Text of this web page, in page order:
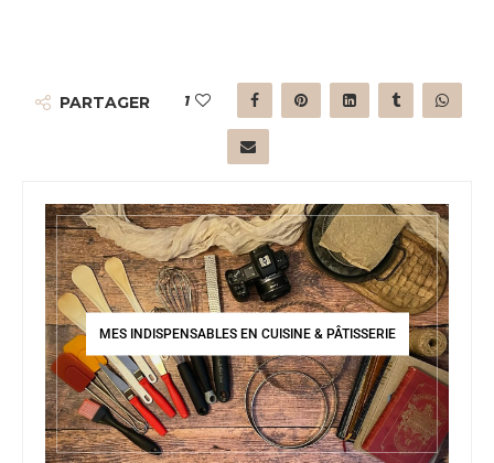
PARTAGER 1
MES INDISPENSABLES EN CUISINE & PÂTISSERIE